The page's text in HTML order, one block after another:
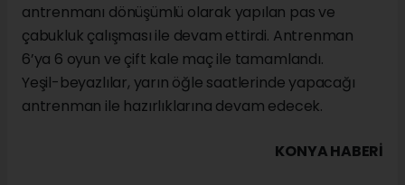
antrenmanı dönüşümlü olarak yapılan pas ve
çabukluk çalışması ile devam ettirdi. Antrenman
6’ya 6 oyun ve çift kale maç ile tamamlandı.
Yeşil-beyazlılar, yarın öğle saatlerinde yapacağı
antrenman ile hazırlıklarına devam edecek.
KONYA HABERİ